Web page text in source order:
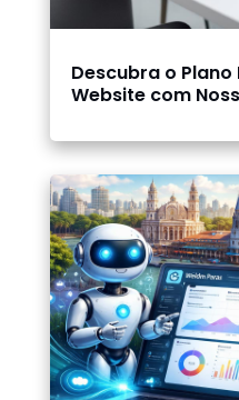
Descubra o
Website com